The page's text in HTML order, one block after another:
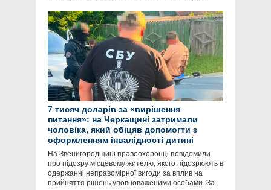
7 тисяч доларів за «вирішення
питання»: на Черкащині затримали
чоловіка, який обіцяв допомогти з
оформленням інвалідності дитині
На Звенигородщині правоохоронці повідомили
про підозру місцевому жителю, якого підозрюють в
одержанні неправомірної вигоди за вплив на
прийняття рішень уповноваженими особами. За